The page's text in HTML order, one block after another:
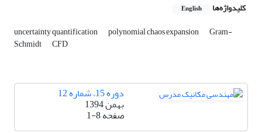
کلیدواژه‌ها English
uncertainty quantification polynomial chaos expansion Gram-
Schmidt CFD
دوره 15، شماره 12
بهمن 1394
صفحه1-8